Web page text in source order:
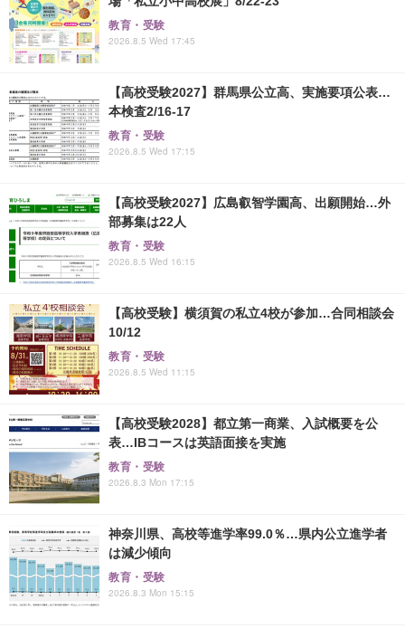
教育・受験
2026.8.5 Wed 17:45
【高校受験2027】群馬県公立高、実施要項公表…
本検査2/16-17
教育・受験
2026.8.5 Wed 17:15
【高校受験2027】広島叡智学園高、出願開始…外
部募集は22人
教育・受験
2026.8.5 Wed 16:15
【高校受験】横須賀の私立4校が参加…合同相談会
10/12
教育・受験
2026.8.5 Wed 11:15
【高校受験2028】都立第一商業、入試概要を公
表…IBコースは英語面接を実施
教育・受験
2026.8.3 Mon 17:15
神奈川県、高校等進学率99.0％…県内公立進学者
は減少傾向
教育・受験
2026.8.3 Mon 15:15